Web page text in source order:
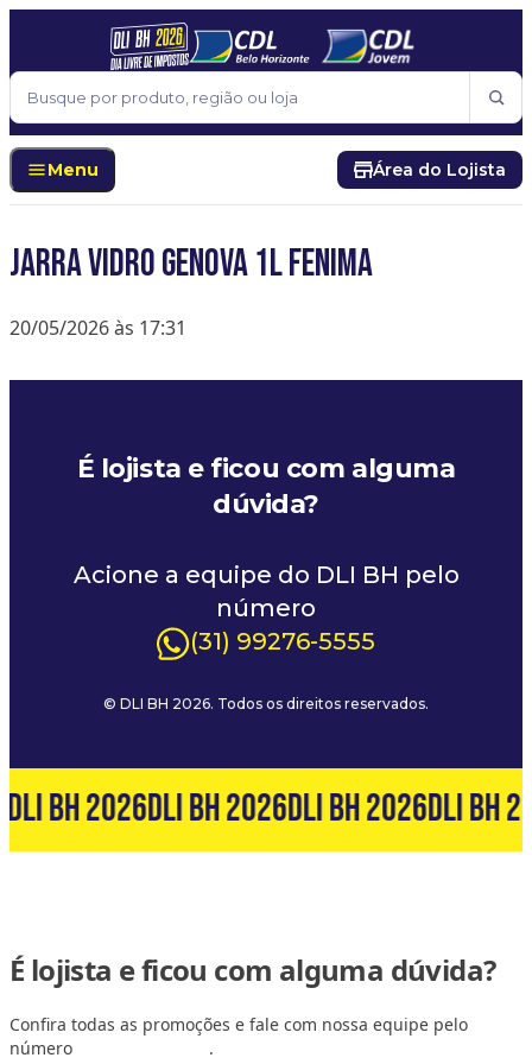
Pular para o conteúdo
Buscar
Menu Área do Lojista
JARRA VIDRO GENOVA 1L FENIMA
20/05/2026 às 17:31
É lojista e ficou com alguma
dúvida?
Acione a equipe do DLI BH pelo
número
(31) 99276-5555
© DLI BH 2026. Todos os direitos reservados.
DLI BH 2026DLI BH 2026DLI BH 2026DLI BH
É lojista e ficou com alguma dúvida?
Confira todas as promoções e fale com nossa equipe pelo
número
.